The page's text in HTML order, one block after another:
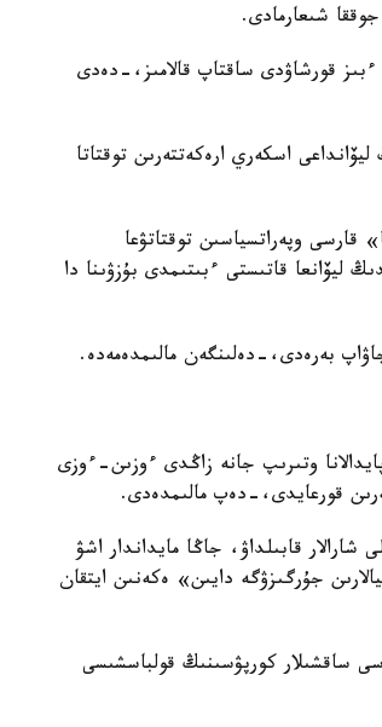
شىعارمادى.
قورشاۋدى ساقتاپ قالامىز،-دەدى
اسكەري ارەكەتتەرىن توقتاتا
قارسى وپەراتسياسىن توقتاتۋعا
ليۆانعا قاتىستى ءبىتىمدى بۇزۋىنا دا
بەرەدى،-دەلىنگەن مالىمدەمەدە.
وتىرىپ جانە زاڭدى ءوزىن-ءوزى
قورعايدى،-دەپ مالىمدەدى.
شارالار قابىلداۋ، جاڭا مايداندار اشۋ
جۇرگىزۋگە دايىن» ەكەنىن ايتقان
ساقشىلار كورپۋسىنىڭ قولباسشىسى